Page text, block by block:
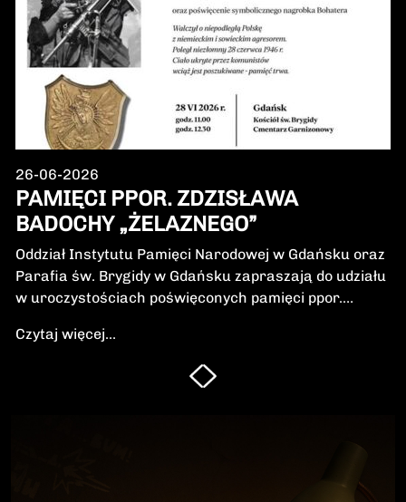
26-06-2026
PAMIĘCI PPOR. ZDZISŁAWA
BADOCHY „ŻELAZNEGO”
Oddział Instytutu Pamięci Narodowej w Gdańsku oraz
Parafia św. Brygidy w Gdańsku zapraszają do udziału
w uroczystościach poświęconych pamięci ppor.
Wileńskiej Brygady Armii Krajowej, dowódcy 5.
szwadronu podczas walk na Pomorzu, jednego z
najbardziej zasłużonych żołnierzy polskiego podziemia
Czytaj więcej...